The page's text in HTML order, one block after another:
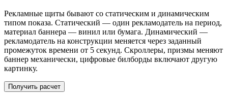
Рекламные щиты бывают со статическим и динамическим
типом показа. Статический — один рекламодатель на период,
материал баннера — винил или бумага. Динамический —
рекламодатель на конструкции меняется через заданный
промежуток времени от 5 секунд. Скроллеры, призмы меняют
баннер механически, цифровые билборды включают другую
картинку.
Получить расчет